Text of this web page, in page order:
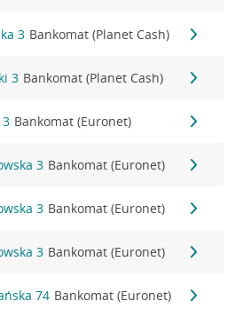
3 Bankomat (Planet Cash)
3 Bankomat (Planet Cash)
3 Bankomat (Euronet)
3 Bankomat (Euronet)
3 Bankomat (Euronet)
3 Bankomat (Euronet)
74 Bankomat (Euronet)